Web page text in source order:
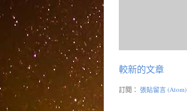
較新的文章
訂閱： 張貼留言 (Atom)